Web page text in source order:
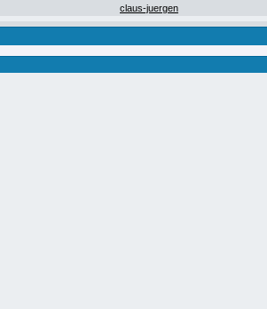
claus-juergen